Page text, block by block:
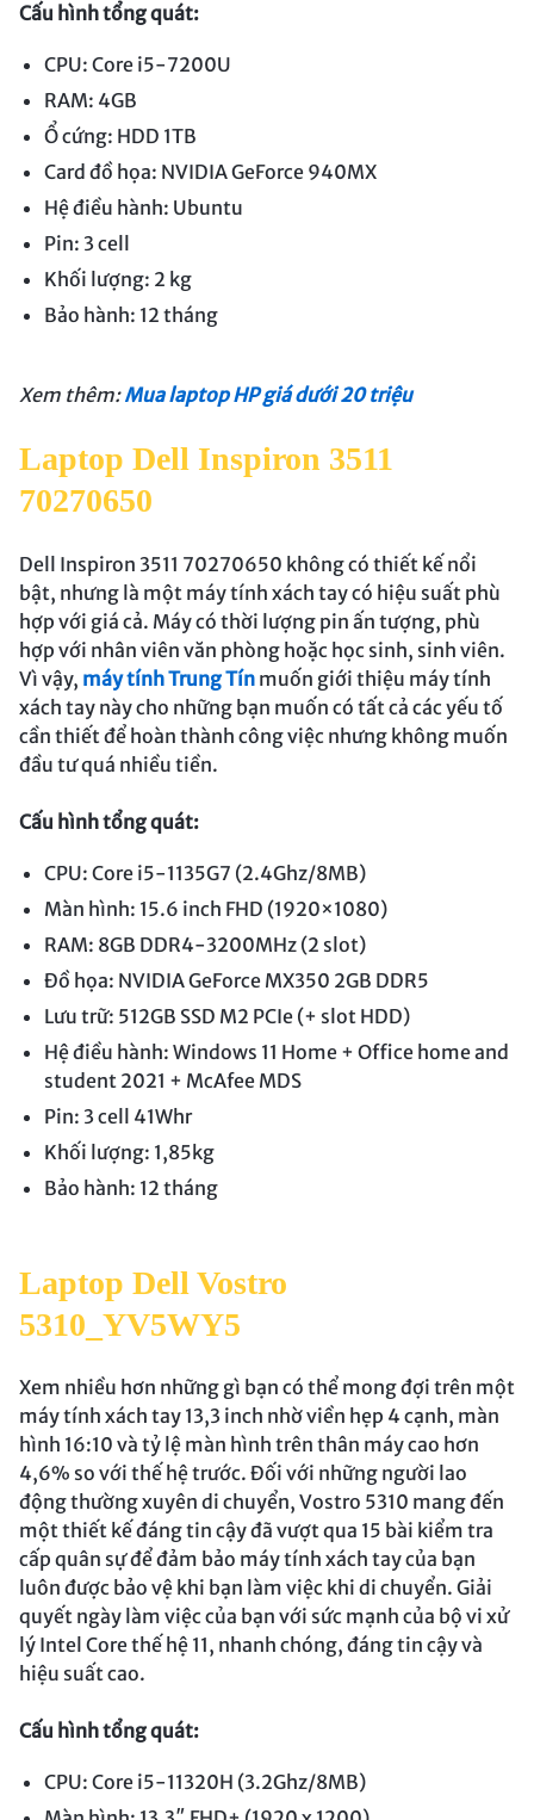
Cấu hình tổng quát:
CPU: Core i5-7200U
RAM: 4GB
Ổ cứng: HDD 1TB
Card đồ họa: NVIDIA GeForce 940MX
Hệ điều hành: Ubuntu
Pin: 3 cell
Khối lượng: 2 kg
Bảo hành: 12 tháng
Xem thêm:Mua laptop HP giá dưới 20 triệu
Laptop Dell Inspiron 3511
70270650
Dell Inspiron 3511 70270650 không có thiết kế nổi
bật, nhưng là một máy tính xách tay có hiệu suất phù
hợp với giá cả. Máy có thời lượng pin ấn tượng, phù
hợp với nhân viên văn phòng hoặc học sinh, sinh viên.
Vì vậy, máy tính Trung Tín muốn giới thiệu máy tính
xách tay này cho những bạn muốn có tất cả các yếu tố
cần thiết để hoàn thành công việc nhưng không muốn
đầu tư quá nhiều tiền.
Cấu hình tổng quát:
CPU: Core i5-1135G7 (2.4Ghz/8MB)
Màn hình: 15.6 inch FHD (1920×1080)
RAM: 8GB DDR4-3200MHz (2 slot)
Đồ họa: NVIDIA GeForce MX350 2GB DDR5
Lưu trữ: 512GB SSD M2 PCIe (+ slot HDD)
Hệ điều hành: Windows 11 Home + Office home and
student 2021 + McAfee MDS
Pin: 3 cell 41Whr
Khối lượng: 1,85kg
Bảo hành: 12 tháng
Laptop Dell Vostro
5310_YV5WY5
Xem nhiều hơn những gì bạn có thể mong đợi trên một
máy tính xách tay 13,3 inch nhờ viền hẹp 4 cạnh, màn
hình 16:10 và tỷ lệ màn hình trên thân máy cao hơn
4,6% so với thế hệ trước. Đối với những người lao
động thường xuyên di chuyển, Vostro 5310 mang đến
một thiết kế đáng tin cậy đã vượt qua 15 bài kiểm tra
cấp quân sự để đảm bảo máy tính xách tay của bạn
luôn được bảo vệ khi bạn làm việc khi di chuyển. Giải
quyết ngày làm việc của bạn với sức mạnh của bộ vi xử
lý Intel Core thế hệ 11, nhanh chóng, đáng tin cậy và
hiệu suất cao.
Cấu hình tổng quát:
CPU: Core i5-11320H (3.2Ghz/8MB)